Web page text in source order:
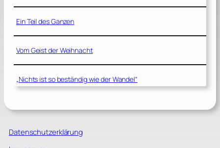
Ein Teil des Ganzen
Vom Geist der Weihnacht
„Nichts ist so beständig wie der Wandel“
Datenschutzerklärung